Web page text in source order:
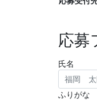
応募
氏名
ふりがな